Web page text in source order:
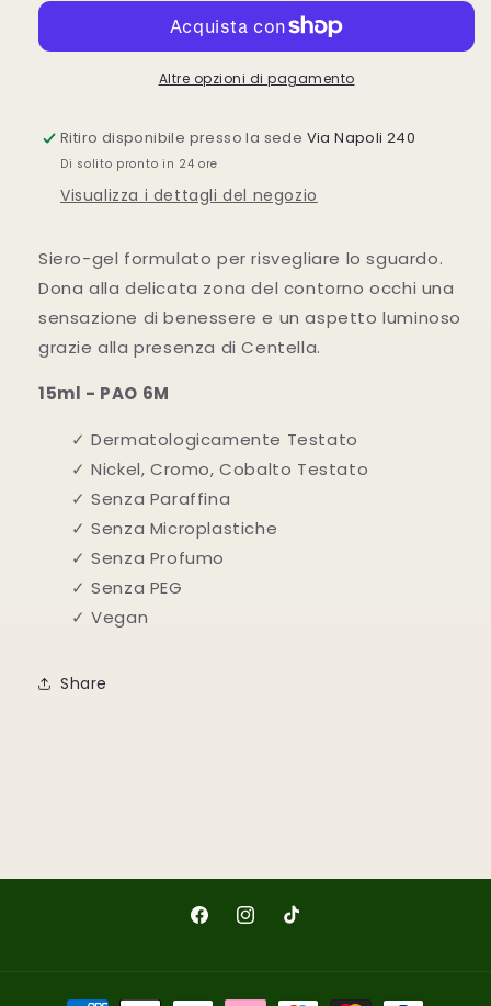
Siero-
Occhi
Siero-
Gel
Altre opzioni di pagamento
Ritiro disponibile presso la sede Via Napoli 240
Di solito pronto in 24 ore
Visualizza i dettagli del negozio
Siero-gel formulato per risvegliare lo sguardo.
Dona alla delicata zona del contorno occhi una
sensazione di benessere e un aspetto luminoso
grazie alla presenza di Centella.
15ml - PAO 6M
✓ Dermatologicamente Testato
✓ Nickel, Cromo, Cobalto Testato
✓ Senza Paraffina
✓ Senza Microplastiche
✓ Senza Profumo
✓ Senza PEG
✓ Vegan
Share
FacebookInstagram
TikTok